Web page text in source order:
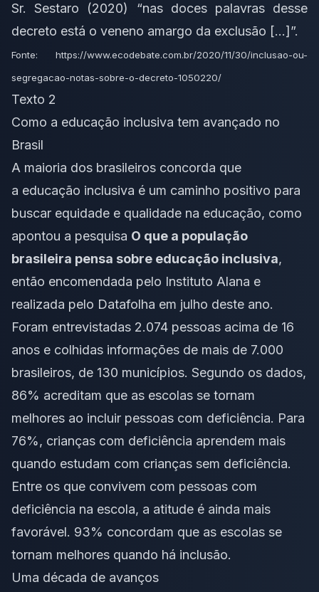
Sr. Sestaro (2020) “nas doces palavras desse
decreto está o veneno amargo da exclusão […]”.
Fonte: https://www.ecodebate.com.br/2020/11/30/inclusao-ou-
segregacao-notas-sobre-o-decreto-1050220/
Texto 2
Como a educação inclusiva tem avançado no
Brasil
A maioria dos brasileiros concorda que
a educação inclusiva é um caminho positivo para
buscar equidade e qualidade na educação, como
apontou a pesquisa O que a população
brasileira pensa sobre educação inclusiva,
então encomendada pelo Instituto Alana e
realizada pelo Datafolha em julho deste ano.
Foram entrevistadas 2.074 pessoas acima de 16
anos e colhidas informações de mais de 7.000
brasileiros, de 130 municípios. Segundo os dados,
86% acreditam que as escolas se tornam
melhores ao incluir pessoas com deficiência. Para
76%, crianças com deficiência aprendem mais
quando estudam com crianças sem deficiência.
Entre os que convivem com pessoas com
deficiência na escola, a atitude é ainda mais
favorável. 93% concordam que as escolas se
tornam melhores quando há inclusão.
Uma década de avanços